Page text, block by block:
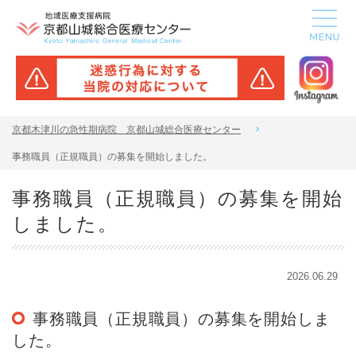
京都木津川の急性期病院 京都山城総合医療センター
事務職員（正規職員）の募集を開始しました。
事務職員（正規職員）の募集を開始
しました。
2026.06.29
事務職員（正規職員）の募集を開始しま
した。